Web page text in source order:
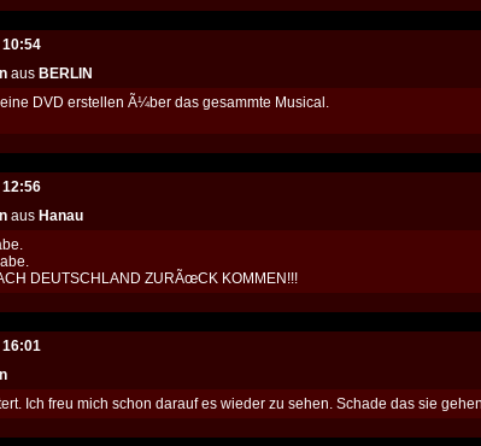
10:54
aus BERLIN
DVD erstellen Ã¼ber das gesammte Musical.
12:56
aus Hanau
DEUTSCHLAND ZURÃœCK KOMMEN!!!
16:01
Ich freu mich schon darauf es wieder zu sehen. Schade das sie